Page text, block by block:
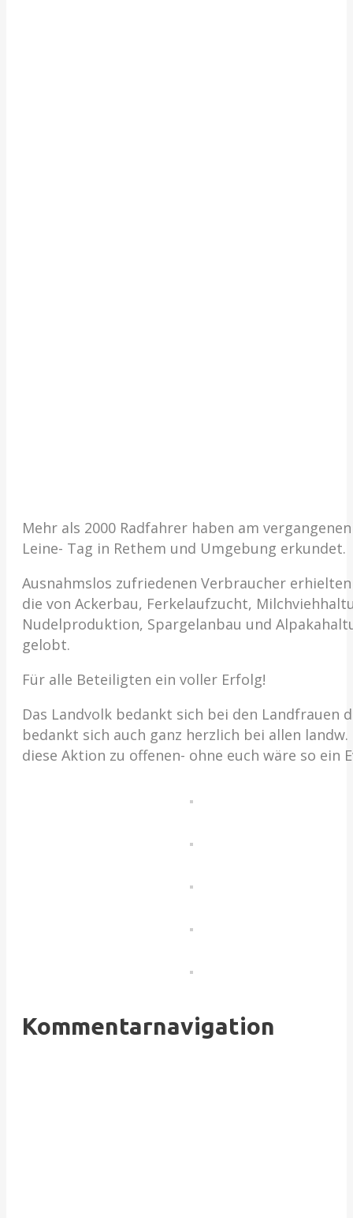
Mehr als 2000 Radfahrer haben am
Leine- Tag in Rethem und Umgebung erkundet.
Ausnahmslos zufriedenen Verbraucher
die von Ackerbau, Ferkelaufzucht,
Nudelproduktion, Spargelanbau und
gelobt.
Für alle Beteiligten ein voller Erfolg!
Das Landvolk bedankt sich bei den
bedankt sich auch ganz herzlich bei allen
diese Aktion zu offenen- ohne euch wäre so ein
Kommentarnavigation